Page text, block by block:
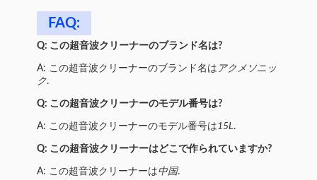
FAQ:
Q: この超音波クリーナーのブランド名は?
A: この超音波クリーナーのブランド名は アクメソニッ
ク.
Q: この超音波クリーナーのモデル番号は?
A: この超音波クリーナーのモデル番号は15L.
Q: この超音波クリーナーはどこで作られていますか?
A: この超音波クリーナーは中国.